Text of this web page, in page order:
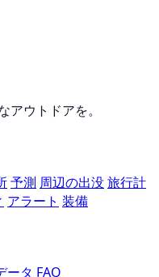
ウトドアを。
予測 周辺の出没旅行計
アラート 装備
ータ FAQ